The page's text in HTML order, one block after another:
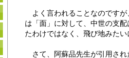
よく言われることなのです
は「面」に対して、中世の支
たわけではなく、飛び地みた
さて、阿蘇品先生が引用さ